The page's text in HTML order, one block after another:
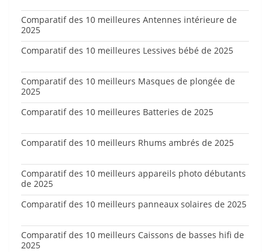
Comparatif des 10 meilleures Antennes intérieure de
2025
Comparatif des 10 meilleures Lessives bébé de 2025
Comparatif des 10 meilleurs Masques de plongée de
2025
Comparatif des 10 meilleures Batteries de 2025
Comparatif des 10 meilleurs Rhums ambrés de 2025
Comparatif des 10 meilleurs appareils photo débutants
de 2025
Comparatif des 10 meilleurs panneaux solaires de 2025
Comparatif des 10 meilleurs Caissons de basses hifi de
2025